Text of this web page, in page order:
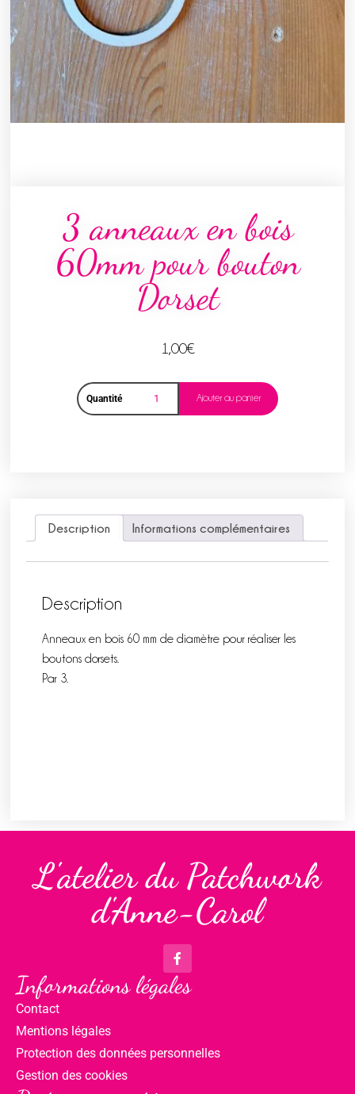
3 anneaux en bois
60mm pour bouton
Dorset
1,00€
Quantité Ajouter au panier
Description Informations complémentaires
Description
Anneaux en bois 60 mm de diamètre pour réaliser les
boutons dorsets.
Par 3.
L'atelier du Patchwork
d'Anne-Carol
Informations légales
Contact
Mentions légales
Protection des données personnelles
Gestion des cookies